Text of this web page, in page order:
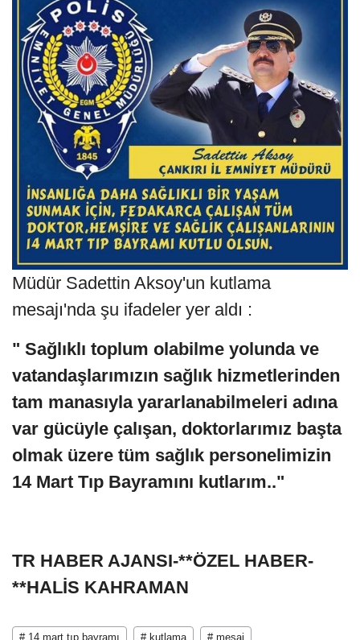
Müdür Sadettin Aksoy'un kutlama
mesajı'nda şu ifadeler yer aldı :
" Sağlıklı toplum olabilme yolunda ve
vatandaşlarımızın sağlık hizmetlerinden
tam manasıyla yararlanabilmeleri adına
var gücüyle çalışan, doktorlarımız başta
olmak üzere tüm sağlık personelimizin
14 Mart Tıp Bayramını kutlarım.."
TR HABER AJANSI-**ÖZEL HABER-
**HALİS KAHRAMAN
# 14 mart tıp bayramı # kutlama # mesaj